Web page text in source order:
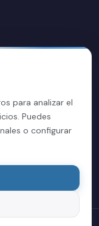
para analizar el
Puedes
o configurar